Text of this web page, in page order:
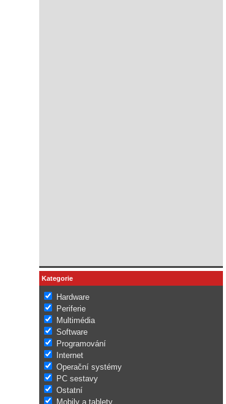
Kategorie
Hardware
Periferie
Multimédia
Software
Programování
Internet
Operační systémy
PC sestavy
Ostatní
Mobily a tablety